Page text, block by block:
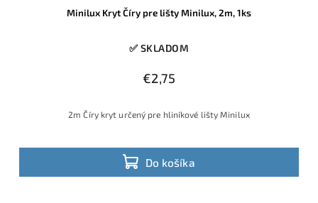
Minilux Kryt Číry pre lišty Minilux, 2m, 1ks
✅ SKLADOM
€2,75
Do košíka
2m Číry kryt určený pre hliníkové lišty Minilux